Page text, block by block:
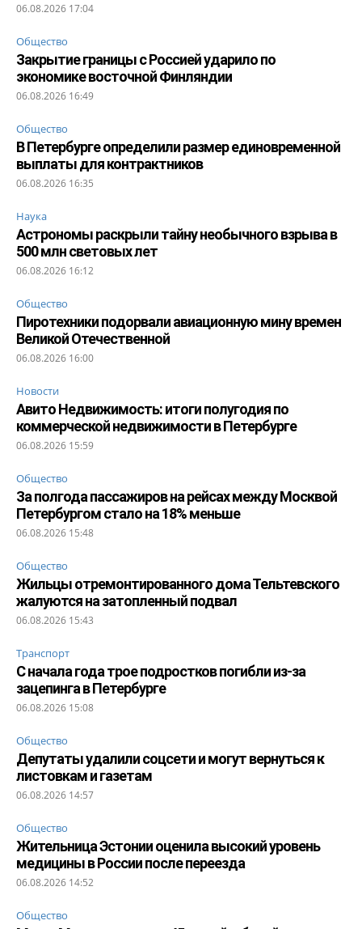
06.08.2026 17:04
Общество
Закрытие границы с Россией ударило по
экономике восточной Финляндии
06.08.2026 16:49
Общество
В Петербурге определили размер единовременной
выплаты для контрактников
06.08.2026 16:35
Наука
Астрономы раскрыли тайну необычного взрыва в
500 млн световых лет
06.08.2026 16:12
Общество
Пиротехники подорвали авиационную мину времен
Великой Отечественной
06.08.2026 16:00
Новости
Авито Недвижимость: итоги полугодия по
коммерческой недвижимости в Петербурге
06.08.2026 15:59
Общество
За полгода пассажиров на рейсах между Москвой
Петербургом стало на 18% меньше
06.08.2026 15:48
Общество
Жильцы отремонтированного дома Тельтевского
жалуются на затопленный подвал
06.08.2026 15:43
Транспорт
С начала года трое подростков погибли из-за
зацепинга в Петербурге
06.08.2026 15:08
Общество
Депутаты удалили соцсети и могут вернуться к
листовкам и газетам
06.08.2026 14:57
Общество
Жительница Эстонии оценила высокий уровень
медицины в России после переезда
06.08.2026 14:52
Общество